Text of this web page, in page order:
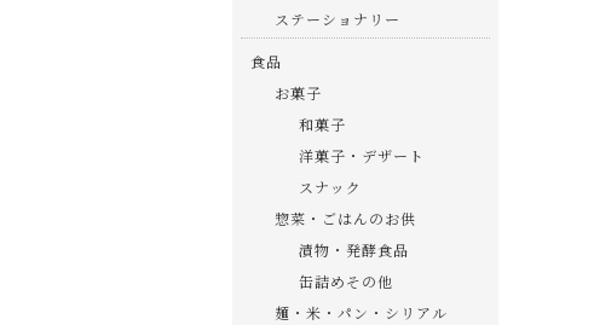
ステーショナリー
食品
お菓子
和菓子
洋菓子・デザート
スナック
惣菜・ごはんのお供
漬物・発酵食品
缶詰めその他
麺・米・パン・シリアル